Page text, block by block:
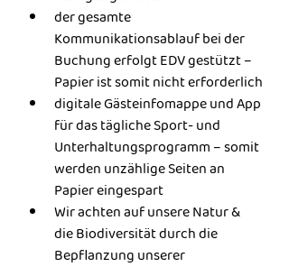
der gesamte
Kommunikationsablauf bei der
Buchung erfolgt EDV gestützt –
Papier ist somit nicht erforderlich
digitale Gästeinfomappe und App
für das tägliche Sport- und
Unterhaltungsprogramm – somit
werden unzählige Seiten an
Papier eingespart
Wir achten auf unsere Natur &
die Biodiversität durch die
Bepflanzung unserer